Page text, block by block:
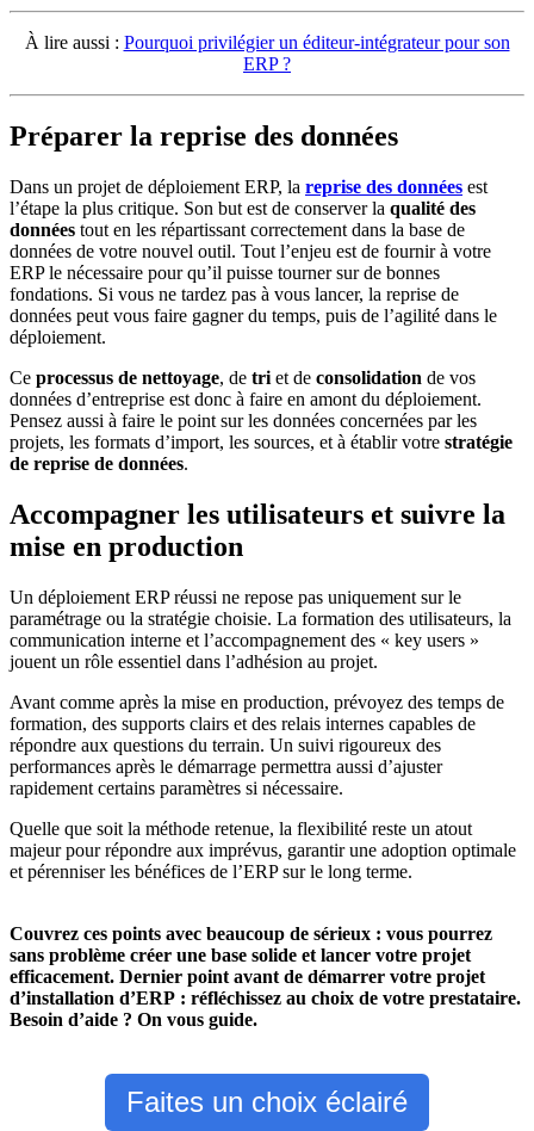
À lire aussi : Pourquoi privilégier un éditeur-intégrateur pour son
ERP ?
Préparer la reprise des données
Dans un projet de déploiement ERP, la reprise des données est
l’étape la plus critique. Son but est de conserver la qualité des
données tout en les répartissant correctement dans la base de
données de votre nouvel outil. Tout l’enjeu est de fournir à votre
ERP le nécessaire pour qu’il puisse tourner sur de bonnes
fondations. Si vous ne tardez pas à vous lancer, la reprise de
données peut vous faire gagner du temps, puis de l’agilité dans le
déploiement.
Ce processus de nettoyage, de tri et de consolidation de vos
données d’entreprise est donc à faire en amont du déploiement.
Pensez aussi à faire le point sur les données concernées par les
projets, les formats d’import, les sources, et à établir votre stratégie
de reprise de données.
Accompagner les utilisateurs et suivre la
mise en production
Un déploiement ERP réussi ne repose pas uniquement sur le
paramétrage ou la stratégie choisie. La formation des utilisateurs, la
communication interne et l’accompagnement des « key users »
jouent un rôle essentiel dans l’adhésion au projet.
Avant comme après la mise en production, prévoyez des temps de
formation, des supports clairs et des relais internes capables de
répondre aux questions du terrain. Un suivi rigoureux des
performances après le démarrage permettra aussi d’ajuster
rapidement certains paramètres si nécessaire.
Quelle que soit la méthode retenue, la flexibilité reste un atout
majeur pour répondre aux imprévus, garantir une adoption optimale
et pérenniser les bénéfices de l’ERP sur le long terme.
Couvrez ces points avec beaucoup de sérieux : vous pourrez
sans problème créer une base solide et lancer votre projet
efficacement. Dernier point avant de démarrer votre projet
d’installation d’ERP : réfléchissez au choix de votre prestataire.
Besoin d’aide ? On vous guide.
Faites un choix éclairé